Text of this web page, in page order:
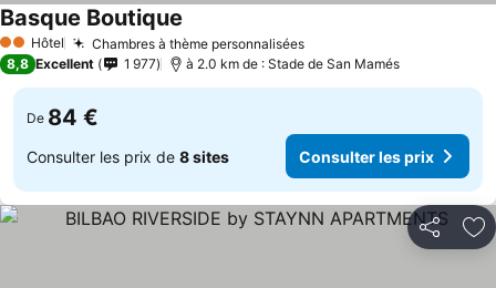
2 Étoiles
Hôtel Chambres à thème personnalisées
Basque Boutique
8,8 Excellent 1 977 à 2.0 km de : Stade de San Mamés
De 84 €
Consulter les prix de 8 sites Consulter les prix
Partager